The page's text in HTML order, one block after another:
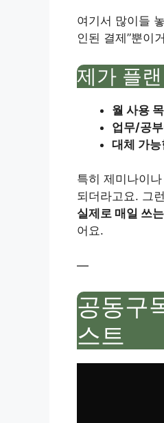
여기서 많이들
인된 결제”뿐이
제가 플
월 사용 목
업무/공
대체 가능
특히 제미나이
되더라고요. 그
실제로 매일 쓰
어요.
—
공동구
스트